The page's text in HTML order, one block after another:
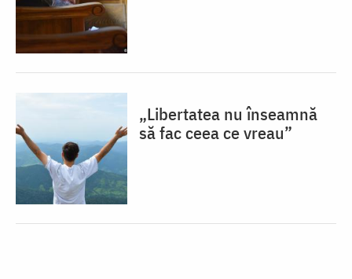
„Libertatea nu înseamnă
să fac ceea ce vreau”